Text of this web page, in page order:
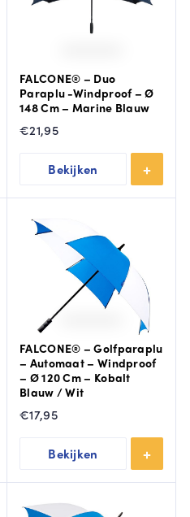
FALCONE® – Duo
Paraplu -Windproof – Ø
148 Cm – Marine Blauw
€21,95
Bekijken
FALCONE® – Golfparaplu
– Automaat – Windproof
– Ø 120 Cm – Kobalt
Blauw / Wit
€17,95
Bekijken